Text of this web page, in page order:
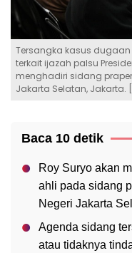
Tersangka kasus
terkait ijazah palsu
menghadiri sidang
Jakarta Selatan, Jakarta.
Baca 10 detik
Roy Suryo akan
ahli pada sidang
Negeri Jakarta
Agenda sidang
atau tidaknya